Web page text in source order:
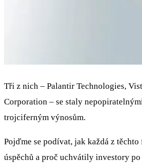
Tři z nich – Palantir Technologies,
Corporation – se staly
trojciferným výnosům.
Pojďme se podívat, jak každá z
úspěchů a proč uchvátily investory po